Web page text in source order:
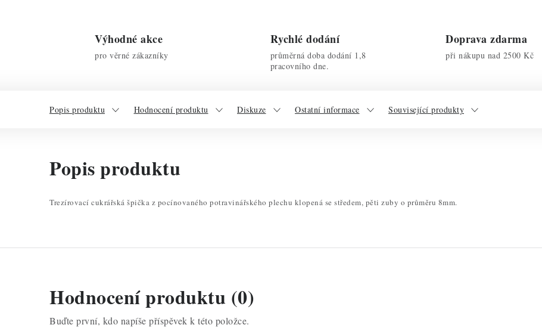
Výhodné akce
pro věrné zákazníky
Rychlé dodání
průměrná doba dodání 1,8
pracovního dne.
Doprava zdarma
při nákupu nad 2500 Kč
Popis produktu Hodnocení produktu Diskuze Ostatní informace Související produkty
Popis produktu
Trezírovací cukrářská špička z pocínovaného potravinářského plechu klopená se středem, pěti zuby o průměru 8mm.
Hodnocení produktu (0)
Buďte první, kdo napíše příspěvek k této položce.